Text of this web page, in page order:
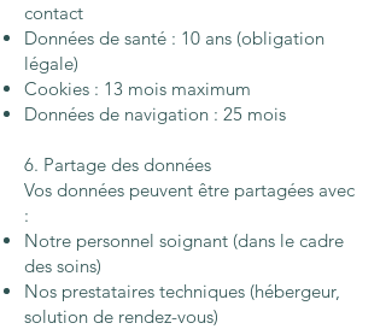
contact
Données de santé : 10 ans (obligation
légale)
Cookies : 13 mois maximum
Données de navigation : 25 mois
6. Partage des données
Vos données peuvent être partagées avec
:
Notre personnel soignant (dans le cadre
des soins)
Nos prestataires techniques (hébergeur,
solution de rendez-vous)